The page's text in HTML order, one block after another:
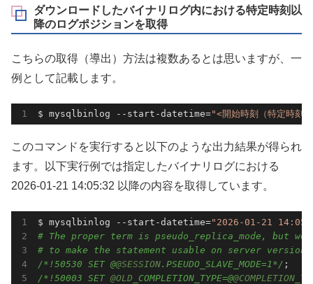
ダウンロードしたバイナリログ内における特定時刻以
降のログポジションを取得
こちらの取得（導出）方法は複数あるとは思いますが、一
例として記載します。
$ mysqlbinlog --start-datetime="<開始時刻（特定時刻
このコマンドを実行すると以下のような出力結果が得られ
ます。以下実行例では指定したバイナリログにおける
2026-01-21 14:05:32 以降の内容を取得しています。
$ mysqlbinlog --start-datetime="2026-01-21
# The proper term is pseudo_replica_mode, but
# to make the statement usable on server
/*!50530 SET @@SESSION.PSEUDO_SLAVE_MODE=1*/
/*!50003 SET @OLD _COMPLETION_TYPE=@@COMPLETION